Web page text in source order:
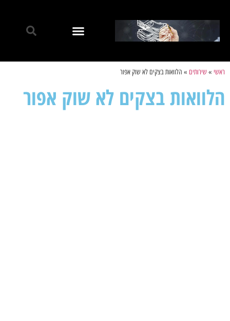
ראשי »שירותים » הלוואות בצקים לא שוק אפור
הלוואות בצקים לא שוק אפור